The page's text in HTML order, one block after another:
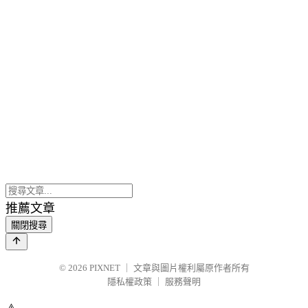
推薦文章
關閉搜尋
© 2026 PIXNET
文章與圖片權利屬原作者所有
隱私權政策
服務聲明